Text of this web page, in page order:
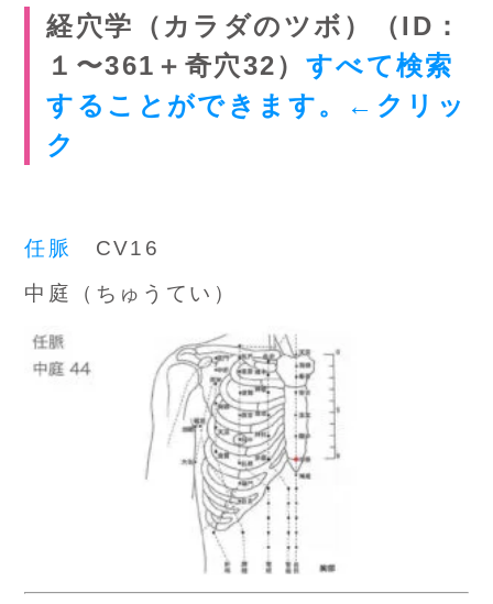
経穴学（カラダのツボ）（ID：
１〜361＋奇穴32） すべて検索
することができます。←クリッ
ク
任脈
CV16
中庭（ちゅうてい）